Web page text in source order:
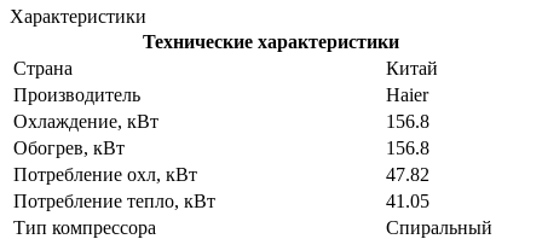
Характеристики
Технические характеристики
Страна
Китай
Производитель
Haier
Охлаждение, кВт
156.8
Обогрев, кВт
156.8
Потребление охл, кВт
47.82
Потребление тепло, кВт
41.05
Тип компрессора
Спиральный